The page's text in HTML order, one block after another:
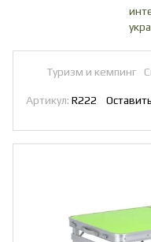
Туризм и кемпинг
Артикул: R222